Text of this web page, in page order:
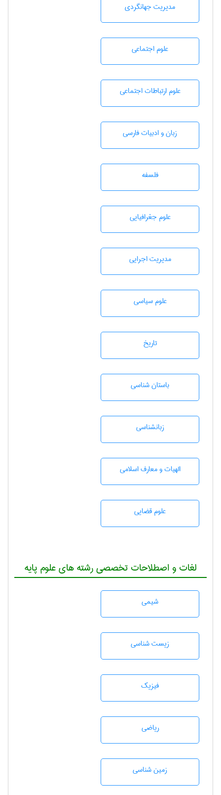
مديريت جهانگردی
علوم اجتماعی
علوم ارتباطات اجتماعی
زبان و ادبيات فارسی
فلسفه
علوم جغرافيايی
مديريت اجرايی
علوم سياسی
تاريخ
باستان شناسی
زبانشناسی
الهیات و معارف اسلامی
علوم قضایی
لغات و اصطلاحات تخصصی رشته های علوم پایه
شيمی
زيست شناسی
فیزیک
رياضی
زمين شناسی